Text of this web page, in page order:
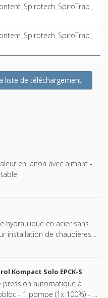
liste de téléchargement
en laiton avec aimant -
hydraulique en acier sans
installation de chaudières
Kompact Solo EPCK-S
pression automatique à
- 1 pompe (1x 100%) - 1